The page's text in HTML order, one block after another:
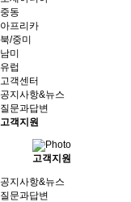
중동
아프리카
북/중미
남미
유럽
고객센터
공지사항&뉴스
질문과답변
고객지원
고객지원
공지사항&뉴스
질문과답변